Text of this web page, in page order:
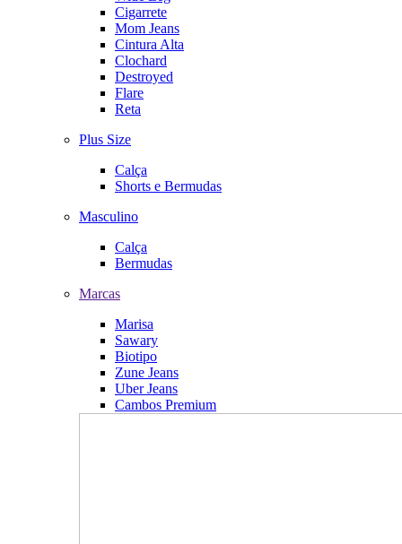
Cigarrete
Mom Jeans
Cintura Alta
Clochard
Destroyed
Flare
Reta
Plus Size
Calça
Shorts e Bermudas
Masculino
Calça
Bermudas
Marcas
Marisa
Sawary
Biotipo
Zune Jeans
Uber Jeans
Cambos Premium